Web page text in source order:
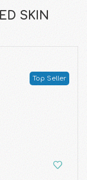
SKIN
Top Seller